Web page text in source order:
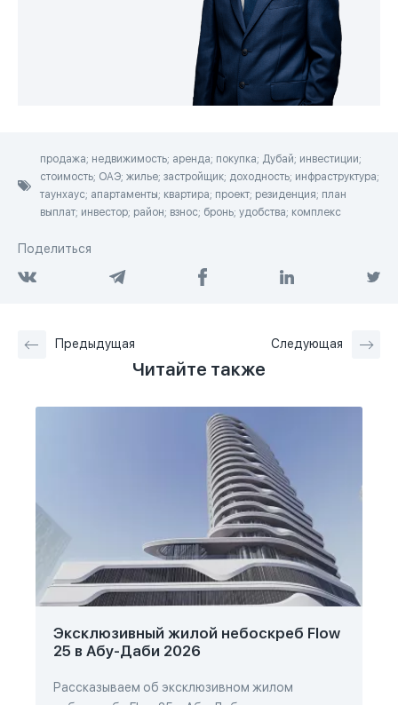
продажа; недвижимость; аренда; покупка; Дубай; инвестиции;
стоимость; ОАЭ; жилье; застройщик; доходность; инфраструктура;
таунхаус; апартаменты; квартира; проект; резиденция; план
выплат; инвестор; район; взнос; бронь; удобства; комплекс
Поделиться
Предыдущая Следующая
Читайте также
Эксклюзивный жилой небоскреб Flow
25 в Абу-Даби 2026
Рассказываем об эксклюзивном жилом